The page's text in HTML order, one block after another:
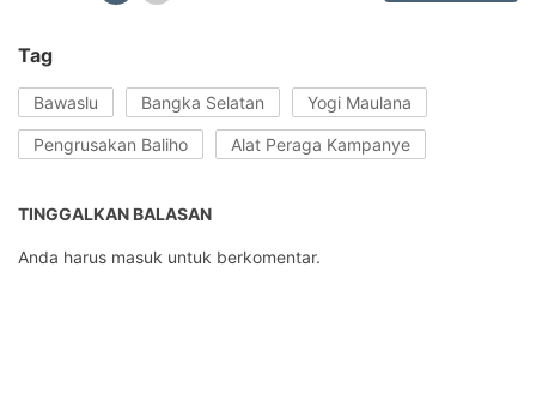
Tag
Bawaslu Bangka Selatan Yogi Maulana
Pengrusakan Baliho Alat Peraga Kampanye
TINGGALKAN BALASAN
Anda harus masuk untuk berkomentar.